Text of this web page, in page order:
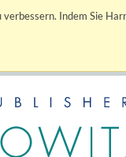
Indem Sie